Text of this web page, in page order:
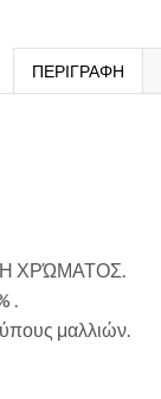
ΠΕΡΙΓΡΑΦΉ
ΧΡΏΜΑΤΟΣ.
.
μαλλιών.